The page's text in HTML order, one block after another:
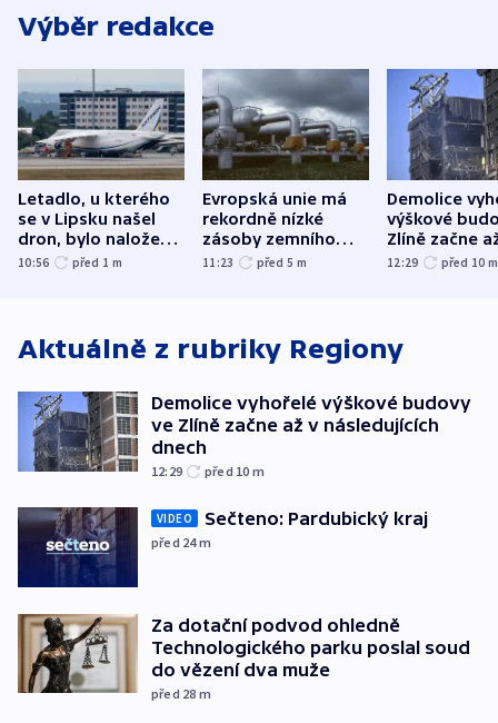
Výběr redakce
Letadlo, u kterého
se v Lipsku našel
dron, bylo naložené
municí, píší média
10:56 před 1 m
Evropská unie má
rekordně nízké
zásoby zemního
plynu
11:23 před 5 m
Demolice
výškové
Zlíně začne
následujících
12:29 před 10 m
Aktuálně z rubriky Regiony
Demolice vyhořelé výškové budovy
ve Zlíně začne až v následujících
dnech
12:29 před 10 m
VIDEO Sečteno: Pardubický kraj
před 24m
Za dotační podvod ohledně
Technologického parku poslal soud
do vězení dva muže
před 28 m